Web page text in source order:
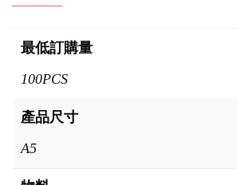
最低訂購量
100PCS
產品尺寸
A5